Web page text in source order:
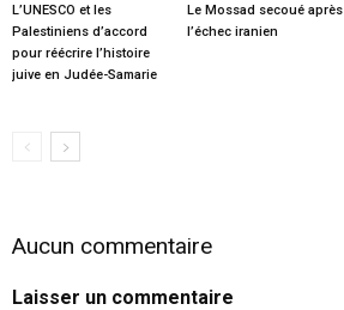
L’UNESCO et les
Palestiniens d’accord
pour réécrire l’histoire
juive en Judée-Samarie
Le Mossad secoué après
l’échec iranien
Aucun commentaire
Laisser un commentaire